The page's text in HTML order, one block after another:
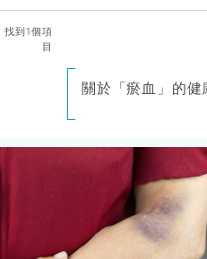
找到1個項
目
關於「瘀血」的